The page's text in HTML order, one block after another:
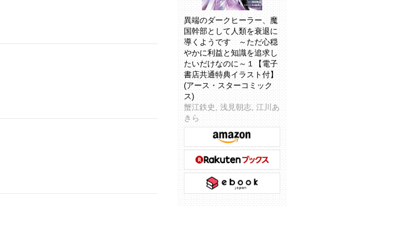
異端のダークヒーラー、魔
国幹部として人類を衰退に
導くようです ～ただ心穏
やかに利益と知識を追求し
たいだけなのに～１【電子
書店共通特典イラスト付】
(アース・スターコミック
ス)
蟹江鉄史, 浅見朝志, 江川あ
きら